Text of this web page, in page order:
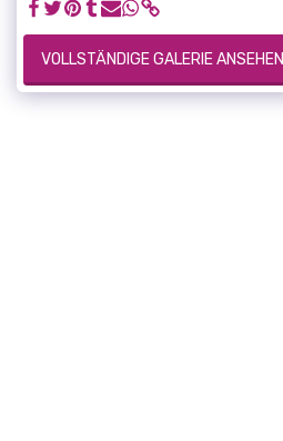
VOLLSTÄNDIGE GALERIE ANSEHEN